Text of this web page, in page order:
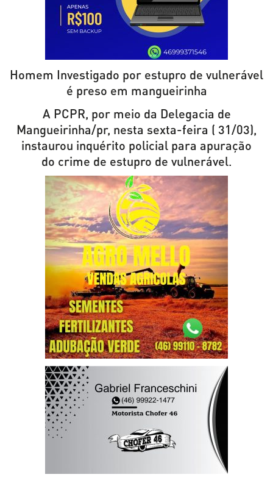
Homem Investigado por estupro de vulnerável
é preso em mangueirinha
A PCPR, por meio da Delegacia de
Mangueirinha/pr, nesta sexta-feira ( 31/03),
instaurou inquérito policial para apuração
do crime de estupro de vulnerável.